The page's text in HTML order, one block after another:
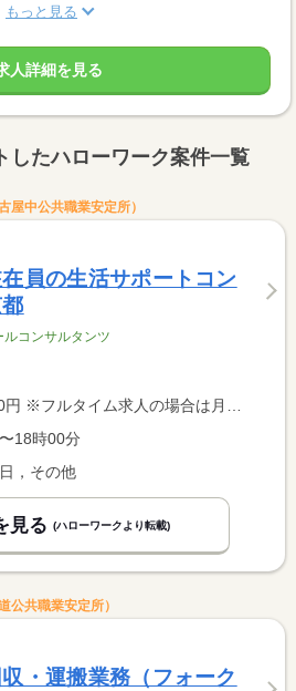
もっと見る
人詳細を見る
したハローワーク案件一覧
屋中公共職業安定所）
員の生活サポートコン
コンサルタンツ
は月額（換算額）、パート求人の場合は時間額を表示しています。
18時00分
，その他
見る (ハローワークより転載)
公共職業安定所）
・運搬業務（フォーク